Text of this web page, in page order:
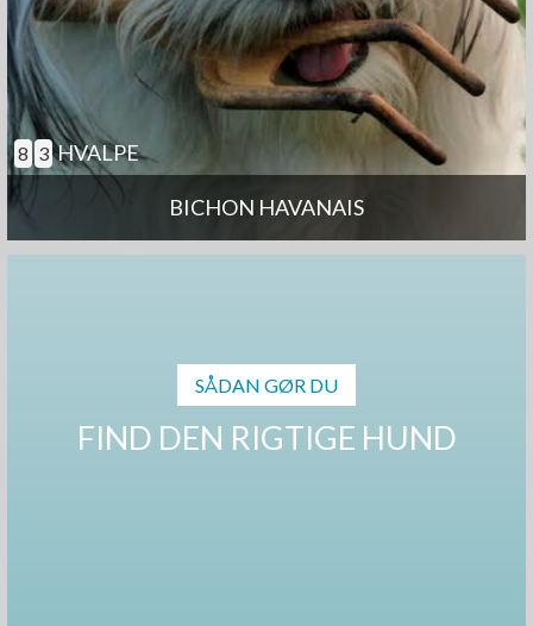
BICHON HAVANAIS
8 3 HVALPE
SÅDAN GØR DU
FIND DEN RIGTIGE HUND